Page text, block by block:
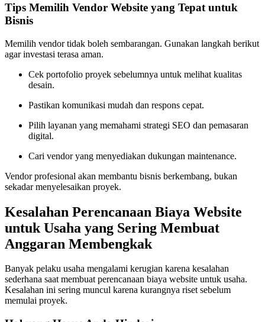
Tips Memilih Vendor Website yang Tepat untuk
Bisnis
Memilih vendor tidak boleh sembarangan. Gunakan langkah berikut
agar investasi terasa aman.
Cek portofolio proyek sebelumnya untuk melihat kualitas
desain.
Pastikan komunikasi mudah dan respons cepat.
Pilih layanan yang memahami strategi SEO dan pemasaran
digital.
Cari vendor yang menyediakan dukungan maintenance.
Vendor profesional akan membantu bisnis berkembang, bukan
sekadar menyelesaikan proyek.
Kesalahan Perencanaan Biaya Website
untuk Usaha yang Sering Membuat
Anggaran Membengkak
Banyak pelaku usaha mengalami kerugian karena kesalahan
sederhana saat membuat perencanaan biaya website untuk usaha.
Kesalahan ini sering muncul karena kurangnya riset sebelum
memulai proyek.